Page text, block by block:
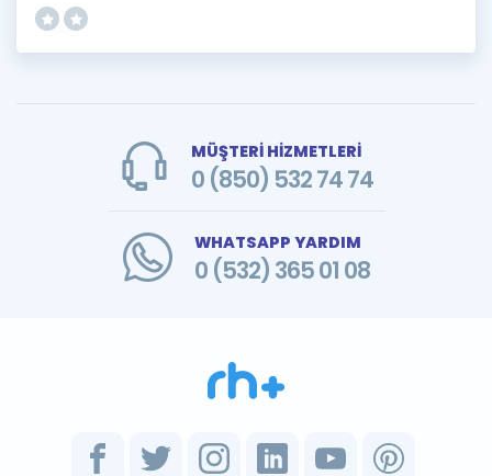
MÜŞTERİ HİZMETLERİ
0 (850) 532 74 74
WHATSAPP YARDIM
0 (532) 365 01 08